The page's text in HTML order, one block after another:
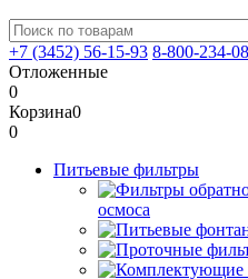
+7 (3452) 56-15-93 8-800-234-
Отложенные
0
Корзина0
0
Питьевые фильтры
осмоса